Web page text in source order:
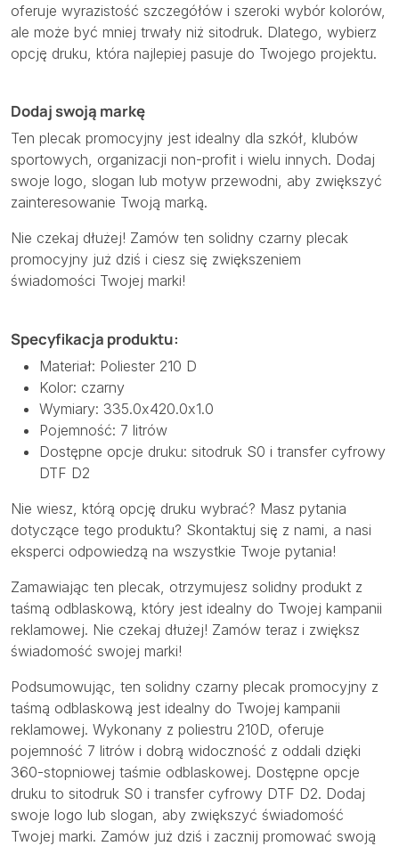
oferuje wyrazistość szczegółów i szeroki wybór kolorów,
ale może być mniej trwały niż sitodruk. Dlatego, wybierz
opcję druku, która najlepiej pasuje do Twojego projektu.
Dodaj swoją markę
Ten plecak promocyjny jest idealny dla szkół, klubów
sportowych, organizacji non-profit i wielu innych. Dodaj
swoje logo, slogan lub motyw przewodni, aby zwiększyć
zainteresowanie Twoją marką.
Nie czekaj dłużej! Zamów ten solidny czarny plecak
promocyjny już dziś i ciesz się zwiększeniem
świadomości Twojej marki!
Specyfikacja produktu:
Materiał: Poliester 210 D
Kolor: czarny
Wymiary: 335.0x420.0x1.0
Pojemność: 7 litrów
Dostępne opcje druku: sitodruk S0 i transfer cyfrowy
DTF D2
Nie wiesz, którą opcję druku wybrać? Masz pytania
dotyczące tego produktu? Skontaktuj się z nami, a nasi
eksperci odpowiedzą na wszystkie Twoje pytania!
Zamawiając ten plecak, otrzymujesz solidny produkt z
taśmą odblaskową, który jest idealny do Twojej kampanii
reklamowej. Nie czekaj dłużej! Zamów teraz i zwiększ
świadomość swojej marki!
Podsumowując, ten solidny czarny plecak promocyjny z
taśmą odblaskową jest idealny do Twojej kampanii
reklamowej. Wykonany z poliestru 210D, oferuje
pojemność 7 litrów i dobrą widoczność z oddali dzięki
360-stopniowej taśmie odblaskowej. Dostępne opcje
druku to sitodruk S0 i transfer cyfrowy DTF D2. Dodaj
swoje logo lub slogan, aby zwiększyć świadomość
Twojej marki. Zamów już dziś i zacznij promować swoją